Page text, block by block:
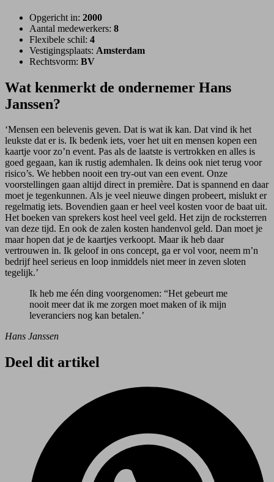
Opgericht in: 2000
Aantal medewerkers: 8
Flexibele schil: 4
Vestigingsplaats: Amsterdam
Rechtsvorm: BV
Wat kenmerkt de ondernemer Hans
Janssen?
‘Mensen een belevenis geven. Dat is wat ik kan. Dat vind ik het
leukste dat er is. Ik bedenk iets, voer het uit en mensen kopen een
kaartje voor zo’n event. Pas als de laatste is vertrokken en alles is
goed gegaan, kan ik rustig ademhalen. Ik deins ook niet terug voor
risico’s. We hebben nooit een try-out van een event. Onze
voorstellingen gaan altijd direct in première. Dat is spannend en daar
moet je tegenkunnen. Als je veel nieuwe dingen probeert, mislukt er
regelmatig iets. Bovendien gaan er heel veel kosten voor de baat uit.
Het boeken van sprekers kost heel veel geld. Het zijn de rocksterren
van deze tijd. En ook de zalen kosten handenvol geld. Dan moet je
maar hopen dat je de kaartjes verkoopt. Maar ik heb daar
vertrouwen in. Ik geloof in ons concept, ga er vol voor, neem m’n
bedrijf heel serieus en loop inmiddels niet meer in zeven sloten
tegelijk.’
Ik heb me één ding voorgenomen: “Het gebeurt me
nooit meer dat ik me zorgen moet maken of ik mijn
leveranciers nog kan betalen.’
Hans Janssen
Deel dit artikel